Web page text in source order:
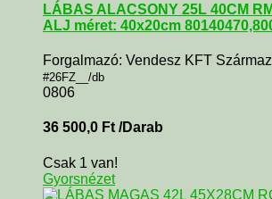
LÁBAS ALACSONY 25L 40CM
ALJ méret: 40x20cm
Forgalmazó: Vendesz KFT
#26FZ__/db
0806
36 500,0 Ft /Darab
Csak 1 van!
Gyorsnézet